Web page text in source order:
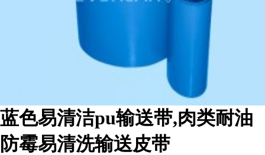
蓝色易清洁pu输送带,肉类耐油
防霉易清洗输送皮带